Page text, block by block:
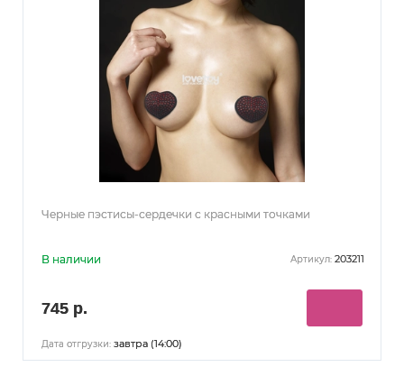
Черные пэстисы-сердечки с красными точками
В наличии Артикул: 203211
745 р.
Дата отгрузки: завтра (14:00)